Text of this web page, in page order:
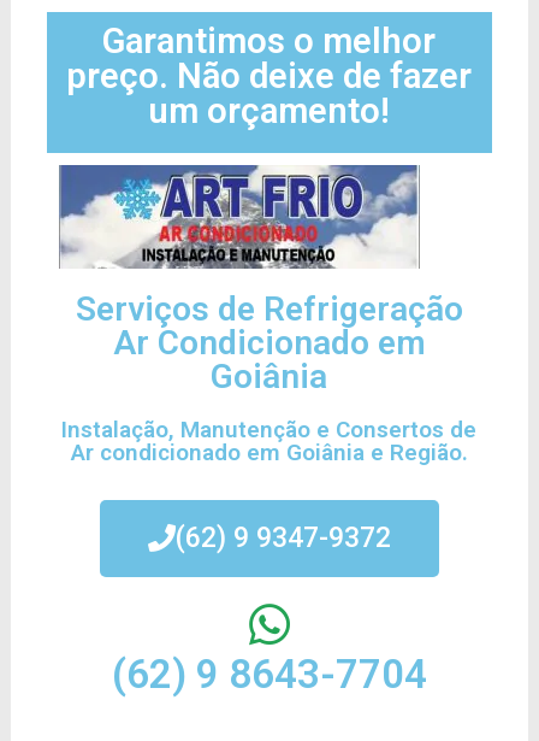
Garantimos o melhor
preço. Não deixe de fazer
um orçamento!
Serviços de Refrigeração
Ar Condicionado em
Goiânia
Instalação, Manutenção e Consertos de
Ar condicionado em Goiânia e Região.
(62) 9 9347-9372
(62) 9 8643-7704